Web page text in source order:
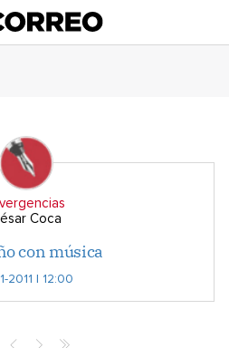
Coca
con música
2011 | 12:00